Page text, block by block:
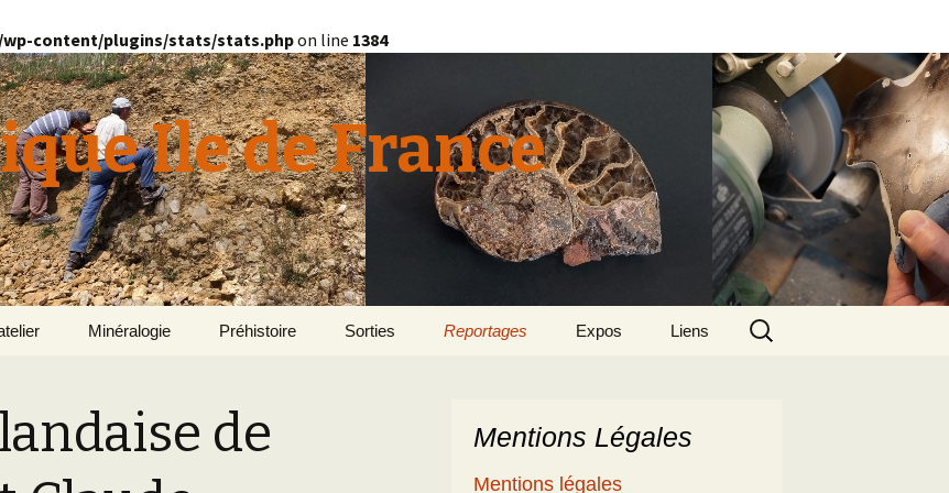
content/plugins/stats/stats.phpon line 1384
Ile de France
Géomorphologie du
Bassin Parisien
Le Domaine de Grignon
Minéralogie Préhistoire Sorties Reportages
Henri
Le patrimoine
Expos Liens
Rechercher :
de
Mentions Légales
Mentions légales